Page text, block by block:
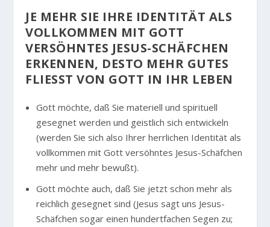
JE MEHR SIE IHRE IDENTITÄT ALS
VOLLKOMMEN MIT GOTT
VERSÖHNTES JESUS-SCHÄFCHEN
ERKENNEN, DESTO MEHR GUTES
FLIESST VON GOTT IN IHR LEBEN
Gott möchte, daß Sie materiell und spirituell
gesegnet werden und geistlich sich entwickeln
(werden Sie sich also Ihrer herrlichen Identität als
vollkommen mit Gott versöhntes Jesus-Schäfchen
mehr und mehr bewußt).
Gott möchte auch, daß Sie jetzt schon mehr als
reichlich gesegnet sind (Jesus sagt uns Jesus-
Schäfchen sogar einen hundertfachen Segen zu;